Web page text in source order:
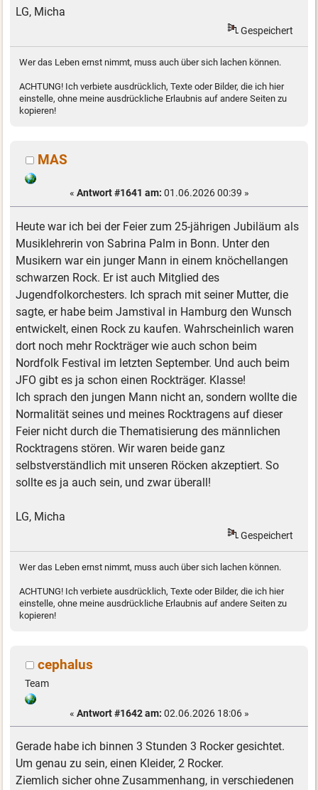
LG, Micha
Gespeichert
Wer das Leben ernst nimmt, muss auch über sich lachen können.
ACHTUNG! Ich verbiete ausdrücklich, Texte oder Bilder, die ich hier
einstelle, ohne meine ausdrückliche Erlaubnis auf andere Seiten zu
kopieren!
MAS
« Antwort #1641 am: 01.06.2026 00:39 »
Heute war ich bei der Feier zum 25-jährigen Jubiläum als
Musiklehrerin von Sabrina Palm in Bonn. Unter den
Musikern war ein junger Mann in einem knöchellangen
schwarzen Rock. Er ist auch Mitglied des
Jugendfolkorchesters. Ich sprach mit seiner Mutter, die
sagte, er habe beim Jamstival in Hamburg den Wunsch
entwickelt, einen Rock zu kaufen. Wahrscheinlich waren
dort noch mehr Rockträger wie auch schon beim
Nordfolk Festival im letzten September. Und auch beim
JFO gibt es ja schon einen Rockträger. Klasse!
Ich sprach den jungen Mann nicht an, sondern wollte die
Normalität seines und meines Rocktragens auf dieser
Feier nicht durch die Thematisierung des männlichen
Rocktragens stören. Wir waren beide ganz
selbstverständlich mit unseren Röcken akzeptiert. So
sollte es ja auch sein, und zwar überall!
LG, Micha
Gespeichert
Wer das Leben ernst nimmt, muss auch über sich lachen können.
ACHTUNG! Ich verbiete ausdrücklich, Texte oder Bilder, die ich hier
einstelle, ohne meine ausdrückliche Erlaubnis auf andere Seiten zu
kopieren!
cephalus
Team
« Antwort #1642 am: 02.06.2026 18:06 »
Gerade habe ich binnen 3 Stunden 3 Rocker gesichtet.
Um genau zu sein, einen Kleider, 2 Rocker.
Ziemlich sicher ohne Zusammenhang, in verschiedenen